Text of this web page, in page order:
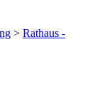
> Rathaus -